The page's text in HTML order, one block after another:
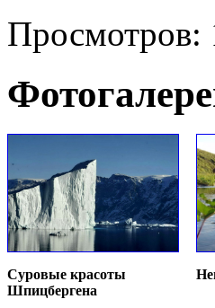
Просмотров:
Суровые красоты
Шпицбергена